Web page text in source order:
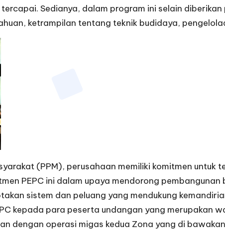
Sedianya, dalam program ini selain
ketrampilan tentang teknik budidaya,
(PPM), perusahaan memiliki komitmen
PEPC ini dalam upaya mendorong
sistem dan peluang yang mendukung
kepada para peserta undangan yang merupakan
dengan operasi migas kedua Zona yang di